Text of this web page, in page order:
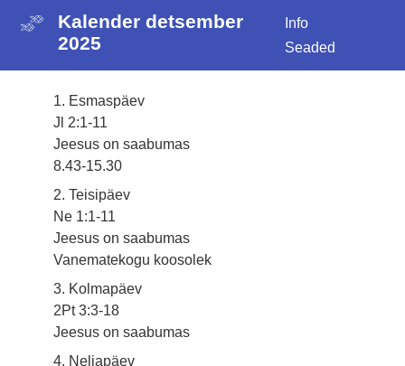
Kalender detsember
2025
Info
Seaded
1. Esmaspäev
Jl 2:1-11
Jeesus on saabumas
8.43-15.30
2. Teisipäev
Ne 1:1-11
Jeesus on saabumas
Vanematekogu koosolek
3. Kolmapäev
2Pt 3:3-18
Jeesus on saabumas
4. Neljapäev